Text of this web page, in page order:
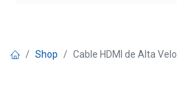
Shop Cable HDMI de Alta